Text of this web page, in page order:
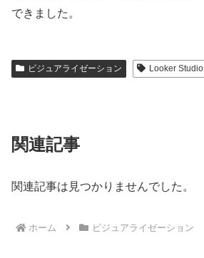
できました。
ビジュアライゼーション Looker Studio
関連記事
関連記事は見つかりませんでした。
ホーム ビジュアライゼーション